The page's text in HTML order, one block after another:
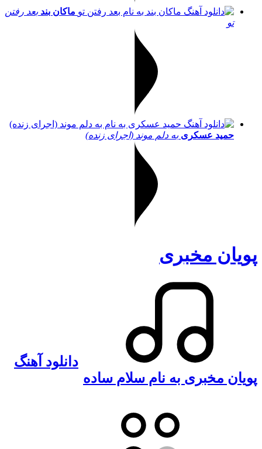
ماکان بند بعد رفتن
تو
حمید عسکری به دلم موند (اجرای زنده)
پویان مخبری
دانلود آهنگ
پویان مخبری به نام سلام ساده